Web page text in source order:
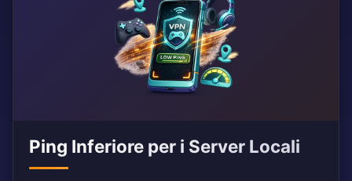
Ping Inferiore per i Server Locali